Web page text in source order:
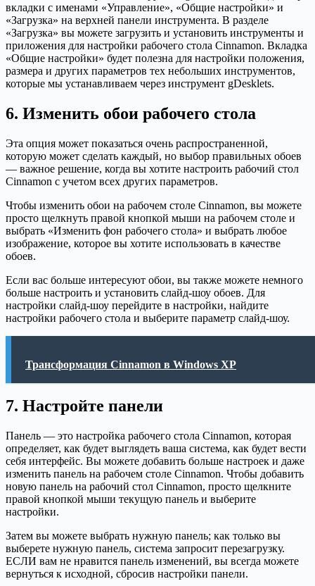
вкладки с именами «Управление», «Общие настройки» и
«Загрузка» на верхней панели инструмента. В разделе
«Загрузка» вы можете загрузить и установить инструменты и
приложения для настройки рабочего стола Cinnamon. Вкладка
«Общие настройки» будет полезна для настройки положения,
размера и других параметров тех небольших инструментов,
которые мы устанавливаем через инструмент gDesklets.
6. Изменить обои рабочего стола
Эта опция может показаться очень распространенной,
которую может сделать каждый, но выбор правильных обоев
— важное решение, когда вы хотите настроить рабочий стол
Cinnamon с учетом всех других параметров.
Чтобы изменить обои на рабочем столе Cinnamon, вы можете
просто щелкнуть правой кнопкой мыши на рабочем столе и
выбрать «Изменить фон рабочего стола» и выбрать любое
изображение, которое вы хотите использовать в качестве
обоев.
Если вас больше интересуют обои, вы также можете немного
больше настроить и установить слайд-шоу обоев. Для
настройки слайд-шоу перейдите в настройки, найдите
настройки рабочего стола и выберите параметр слайд-шоу.
Трансформация Cinnamon в Windows XP
7. Настройте панели
Панель — это настройка рабочего стола Cinnamon, которая
определяет, как будет выглядеть ваша система, как будет вести
себя интерфейс. Вы можете добавить больше настроек и даже
изменить панель на рабочем столе Cinnamon. Чтобы добавить
новую панель на рабочий стол Cinnamon, просто щелкните
правой кнопкой мыши текущую панель и выберите
настройки.
Затем вы можете выбрать нужную панель; как только вы
выберете нужную панель, система запросит перезагрузку.
ЕСЛИ вам не нравится панель изменений, вы всегда можете
вернуться к исходной, сбросив настройки панели.